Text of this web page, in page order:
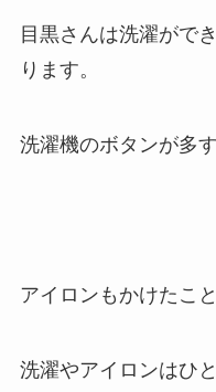
目黒さんは洗濯がで
ります。
洗濯機のボタンが多
アイロンもかけたこ
洗濯やアイロンはひ